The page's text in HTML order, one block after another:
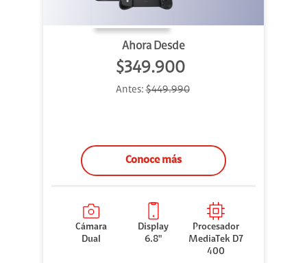
Ahora Desde
$349.900
Antes:$449.990
Conoce más
Cámara
Dual
Display
6.8"
Procesador
MediaTek D7
400